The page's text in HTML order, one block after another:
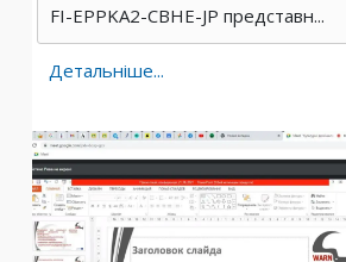
FI-EPPKA2-CBHE-JP представн...
Детальніше...